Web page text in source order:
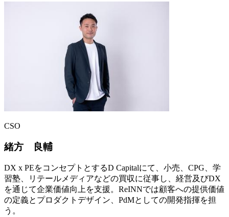
CSO
緒方 良輔
DX x PEをコンセプトとするD Capitalにて、小売、CPG、学
習塾、リテールメディアなどの買収に従事し、経営及びDX
を通じて企業価値向上を支援。ReINNでは顧客への提供価値
の定義とプロダクトデザイン、PdMとしての開発指揮を担
う。